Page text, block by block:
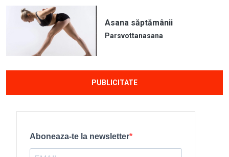
Asana săptămânii
Parsvottanasana
PUBLICITATE